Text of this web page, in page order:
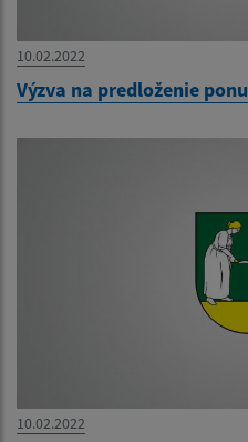
10.02.2022
Výzva na predloženie
10.02.2022